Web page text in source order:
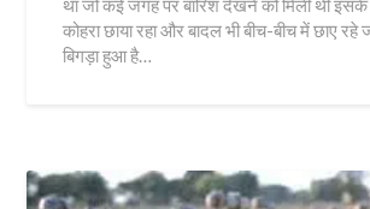
था जो कई जगह पर बारिश देखने को मिली थी इसके
कोहरा छाया रहा और बादल भी बीच-बीच में छाए रहे
बिगड़ा हुआ है…